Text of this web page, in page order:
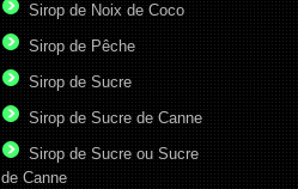
Sirop de Noix de Coco
Sirop de Pêche
Sirop de Sucre
Sirop de Sucre de Canne
Sirop de Sucre ou Sucre
de Canne